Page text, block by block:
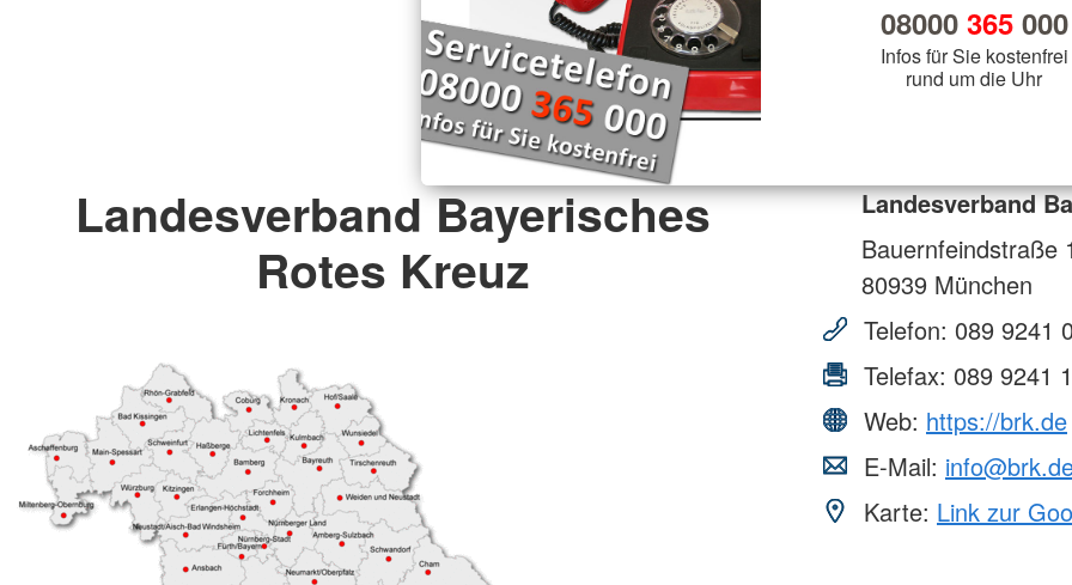
08000 365000
Infos für Sie kostenfrei
rund um die Uhr
Landesverband Bayerisches
Rotes Kreuz
Landesverband
Bauernfeindstraße
80939 München
Telefon: 089 9241
Telefax: 089 9241
Web: https://brk.de
E-Mail:
Karte: Link zur